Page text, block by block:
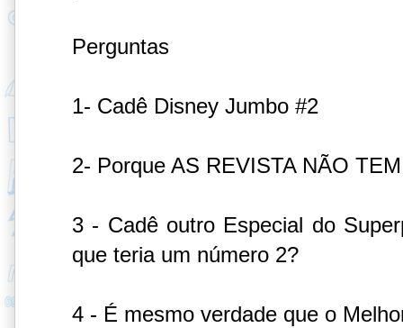
Perguntas
1- Cadê Disney Jumbo #2
2- Porque AS REVISTA NÃO
3 - Cadê outro Especial do
que teria um número 2?
4 - É mesmo verdade que o